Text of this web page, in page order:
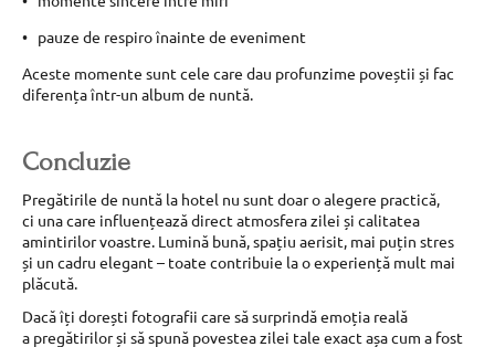
pauze de respiro înainte de eveniment
Aceste momente sunt cele care dau profunzime poveștii și fac
diferența într-un album de nuntă.
Concluzie
Pregătirile de nuntă la hotel nu sunt doar o alegere practică,
ci una care influențează direct atmosfera zilei și calitatea
amintirilor voastre. Lumină bună, spațiu aerisit, mai puțin stres
și un cadru elegant – toate contribuie la o experiență mult mai
plăcută.
Dacă îți dorești fotografii care să surprindă emoția reală
a pregătirilor și să spună povestea zilei tale exact așa cum a fost